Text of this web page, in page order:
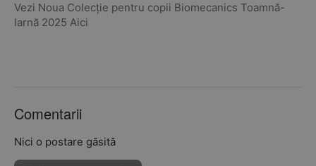
Vezi Noua Colecție pentru copii Biomecanics Toamnă-
Iarnă 2025 Aici
Comentarii
Nici o postare găsită